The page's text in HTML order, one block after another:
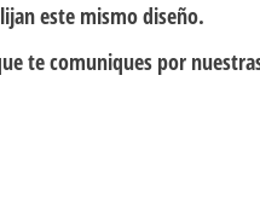
este mismo diseño.
te comuniques por